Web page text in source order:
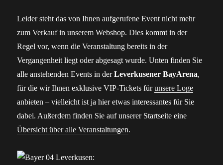
Leider steht das von Ihnen aufgerufene Event nicht mehr
zum Verkauf in unserem Webshop. Dies kommt in der
Regel vor, wenn die Veranstaltung bereits in der
Vergangenheit liegt oder abgesagt wurde. Unten finden Sie
alle anstehenden Events in derLeverkusener BayArena,
für die wir Ihnen exklusive VIP-Tickets fürunsere Loge
anbieten – vielleicht ist ja hier etwas interessantes für Sie
dabei. Außerdem finden Sie auf unserer Startseite eine
Übersicht über alle Veranstaltungen.